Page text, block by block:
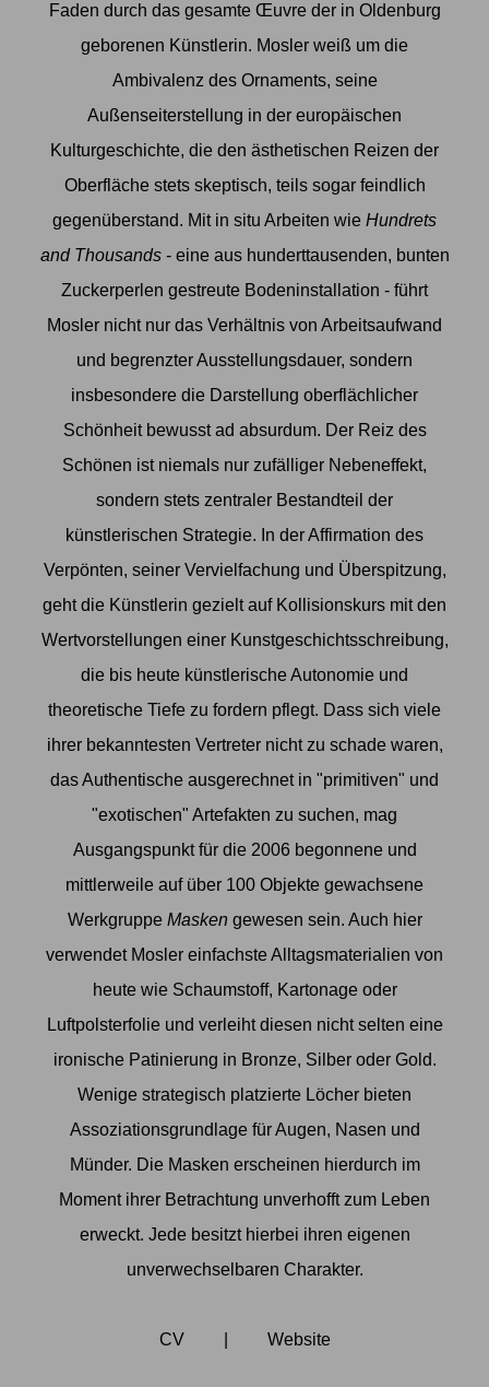
Faden durch das gesamte Œuvre der in Oldenburg
geborenen Künstlerin. Mosler weiß um die
Ambivalenz des Ornaments, seine
Außenseiterstellung in der europäischen
Kulturgeschichte, die den ästhetischen Reizen der
Oberfläche stets skeptisch, teils sogar feindlich
gegenüberstand. Mit in situ Arbeiten wie Hundrets
and Thousands- eine aus hunderttausenden, bunten
Zuckerperlen gestreute Bodeninstallation - führt
Mosler nicht nur das Verhältnis von Arbeitsaufwand
und begrenzter Ausstellungsdauer, sondern
insbesondere die Darstellung oberflächlicher
Schönheit bewusst ad absurdum. Der Reiz des
Schönen ist niemals nur zufälliger Nebeneffekt,
sondern stets zentraler Bestandteil der
künstlerischen Strategie. In der Affirmation des
Verpönten, seiner Vervielfachung und Überspitzung,
geht die Künstlerin gezielt auf Kollisionskurs mit den
Wertvorstellungen einer Kunstgeschichtsschreibung,
die bis heute künstlerische Autonomie und
theoretische Tiefe zu fordern pflegt. Dass sich viele
ihrer bekanntesten Vertreter nicht zu schade waren,
das Authentische ausgerechnet in "primitiven" und
"exotischen" Artefakten zu suchen, mag
Ausgangspunkt für die 2006 begonnene und
mittlerweile auf über 100 Objekte gewachsene
Werkgruppe Maskengewesen sein. Auch hier
verwendet Mosler einfachste Alltagsmaterialien von
heute wie Schaumstoff, Kartonage oder
Luftpolsterfolie und verleiht diesen nicht selten eine
ironische Patinierung in Bronze, Silber oder Gold.
Wenige strategisch platzierte Löcher bieten
Assoziationsgrundlage für Augen, Nasen und
Münder. Die Masken erscheinen hierdurch im
Moment ihrer Betrachtung unverhofft zum Leben
erweckt. Jede besitzt hierbei ihren eigenen
unverwechselbaren Charakter.
CV| Website